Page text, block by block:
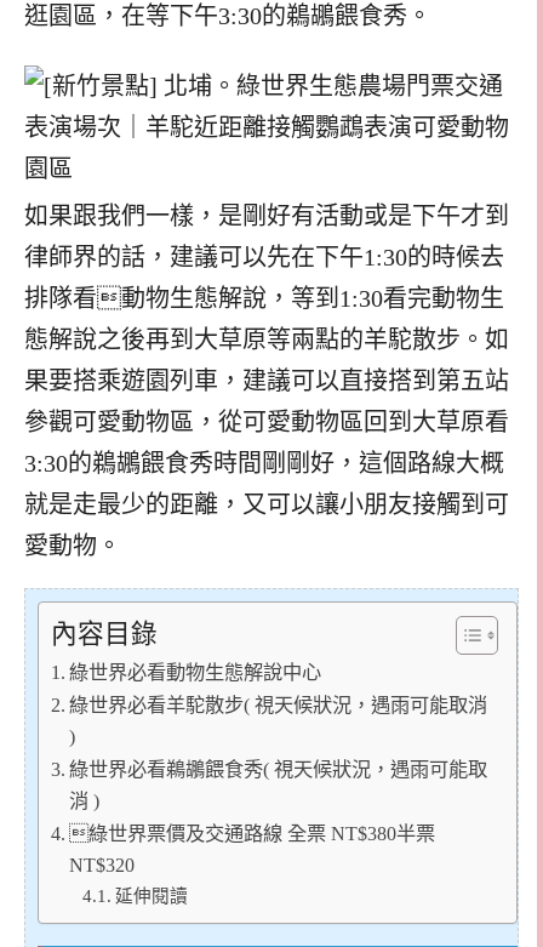
逛園區，在等下午3:30的鵜鶘餵食秀。
如果跟我們一樣，是剛好有活動或是下午才到
律師界的話，建議可以先在下午1:30的時候去
排隊看動物生態解說，等到1:30看完動物生
態解說之後再到大草原等兩點的羊駝散步。如
果要搭乘遊園列車，建議可以直接搭到第五站
參觀可愛動物區，從可愛動物區回到大草原看
3:30的鵜鶘餵食秀時間剛剛好，這個路線大概
就是走最少的距離，又可以讓小朋友接觸到可
愛動物。
內容目錄
綠世界必看動物生態解說中心
綠世界必看羊駝散步( 視天候狀況，遇雨可能取消
)
綠世界必看鵜鶘餵食秀( 視天候狀況，遇雨可能取
消 )
綠世界票價及交通路線 全票 NT$380半票
NT$320
延伸閱讀